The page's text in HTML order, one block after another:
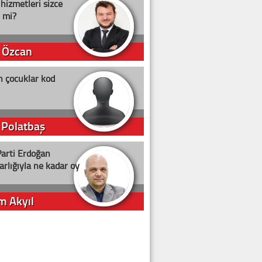
hizmetleri sizce
çocuklar kod
Erdoğan
ne kadar oy
Akyıl